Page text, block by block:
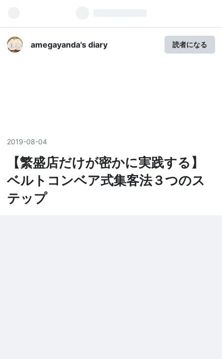
amegayanda's diary 読者になる
2019-08-04
【繁盛店だけが密かに実践する】
ベルトコンベア式集客法３つのス
テップ